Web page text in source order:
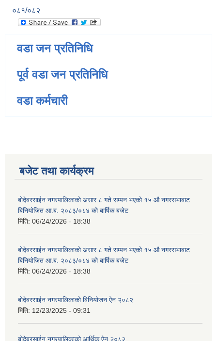
०८१/०८२
वडा जन प्रतिनिधि
पूर्व वडा जन प्रतिनिधि
वडा कर्मचारी
बजेट तथा कार्यक्रम
बोदेबरसाईन नगरपालिकाको असार ८ गते सम्पन भएको १५ ‍‍‍औ नगरसभाबाट
बिनियोजित आ.ब. २०८३/०८४ को बार्षिक बजेट
मिति: 06/24/2026 - 18:38
बोदेबरसाईन नगरपालिकाको असार ८ गते सम्पन भएको १५ ‍‍‍औ नगरसभाबाट
बिनियोजित आ.ब. २०८३/०८४ को बार्षिक बजेट
मिति: 06/24/2026 - 18:38
बोदेबरसाईन नगरपालिकाको बिनियोजन ऐन २०८२
मिति: 12/23/2025 - 09:31
बोदेबरसाईन नगरपालिकाको आर्थिक ऐन २०८२